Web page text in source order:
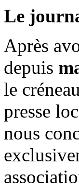
Le
Après
depuis
le
presse
nous